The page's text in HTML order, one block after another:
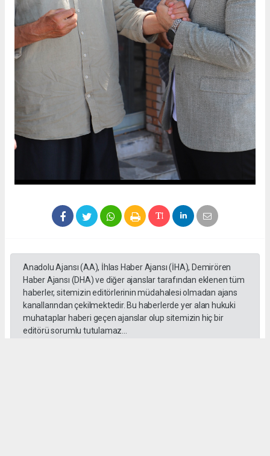
Anadolu Ajansı (AA), İhlas Haber Ajansı (İHA), Demirören
Haber Ajansı (DHA) ve diğer ajanslar tarafından eklenen tüm
haberler, sitemizin editörlerinin müdahalesi olmadan ajans
kanallarından çekilmektedir. Bu haberlerde yer alan hukuki
muhataplar haberi geçen ajanslar olup sitemizin hiç bir
editörü sorumlu tutulamaz...